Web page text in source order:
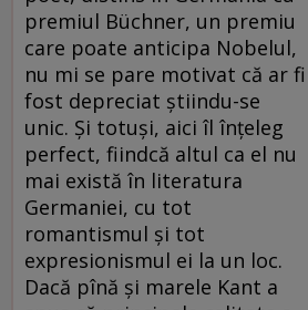
premiul Büchner, un premiu
care poate anticipa Nobelul,
nu mi se pare motivat că ar fi
fost depreciat știindu-se
unic. Și totuși, aici îl înțeleg
perfect, fiindcă altul ca el nu
mai există în literatura
Germaniei, cu tot
romantismul și tot
expresionismul ei la un loc.
Dacă pînă și marele Kant a